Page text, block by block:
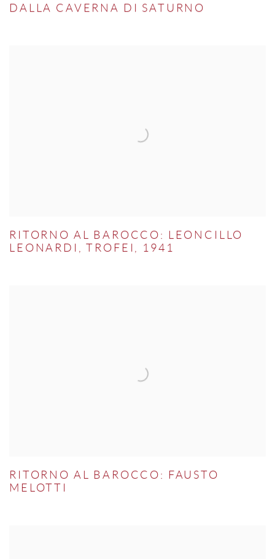
DALLA CAVERNA DI SATURNO
RITORNO AL BAROCCO: LEONCILLO
LEONARDI, TROFEI, 1941
RITORNO AL BAROCCO: FAUSTO
MELOTTI